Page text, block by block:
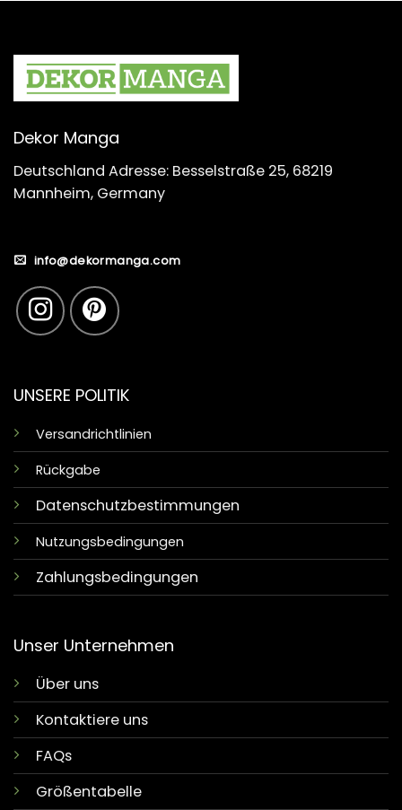
Dekor Manga
Deutschland Adresse: Besselstraße 25, 68219
Mannheim, Germany
info@dekormanga.com
UNSERE POLITIK
Versandrichtlinien
Rückgabe
Datenschutzbestimmungen
Nutzungsbedingungen
Zahlungsbedingungen
Unser Unternehmen
Über uns
Kontaktiere uns
FAQs
Größentabelle